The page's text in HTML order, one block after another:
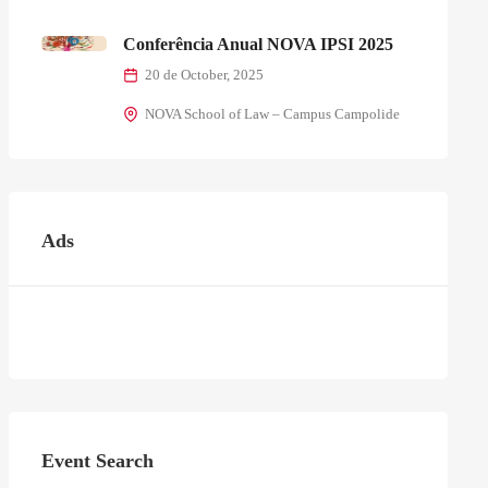
Conferência Anual NOVA IPSI 2025
20 de October, 2025
NOVA School of Law – Campus Campolide
Ads
Event Search